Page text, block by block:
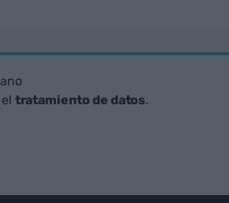
tratamiento de datos.